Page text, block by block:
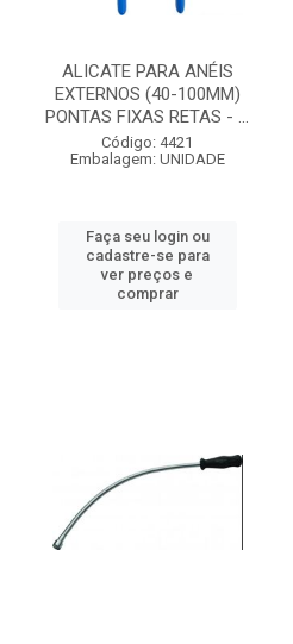
ALICATE PARA ANÉIS
EXTERNOS (40-100MM)
PONTAS FIXAS RETAS - ...
Código: 4421
Embalagem: UNIDADE
Faça seu login ou
cadastre-se para
ver preços e
comprar